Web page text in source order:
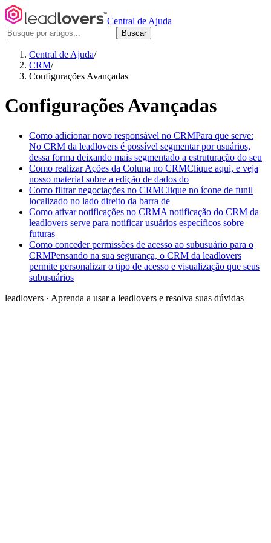
Central de Ajuda
Buscar
Central de Ajuda/
CRM/
Configurações Avançadas
Configurações Avançadas
Como adicionar novo responsável no CRMPara que serve:
No CRM da leadlovers é possível segmentar por usuários,
dessa forma deixando mais segmentado a estruturação do seu
Como realizar Ações da Coluna no CRMClique aqui, e veja
nosso material sobre a edição de dados do
Como filtrar negociações no CRMClique no ícone de funil
localizado no lado direito da barra de
Como ativar notificações no CRMA notificação do CRM da
leadlovers serve para notificar usuários específicos sobre
futuras
Como conceder permissões de acesso ao subusuário para o
CRMPensando na sua segurança, o CRM da leadlovers
permite personalizar o tipo de acesso e visualização que seus
subusuários
leadlovers · Aprenda a usar a leadlovers e resolva suas dúvidas